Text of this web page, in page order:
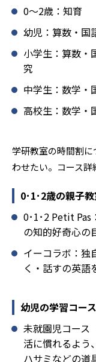
面の指導も実施し
メリットと言える
ど
学研教室のデメリ
分、生徒によって
う。相性が気にな
ることを推奨する
0〜2歳：知育
幼児：算数・国
小学生：算数・
究
中学生：数学・
高校生：数学・
学研教室の時間割
わせたい。コース詳
0･1･2歳の親子
0･1･2 Petit Pas
の知的好奇心の
イーコラボ：独
く・話すの英語
幼児の学習コース
未就園児コース
活に慣れるよう
ハサミなどの道